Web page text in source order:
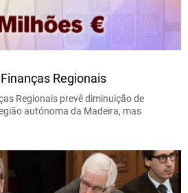
Regionais
Regionais prevê diminuição de
autónoma da Madeira, mas